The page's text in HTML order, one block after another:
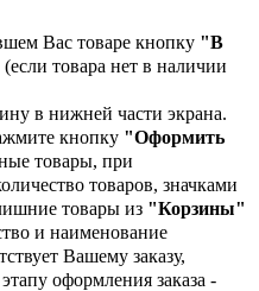
Вас товаре кнопку "В
(если товара нет в наличии
в нижней части экрана.
кнопку "Оформить
товары, при
товаров, значками
товары из "Корзины"
и наименование
Вашему заказу,
оформления заказа -